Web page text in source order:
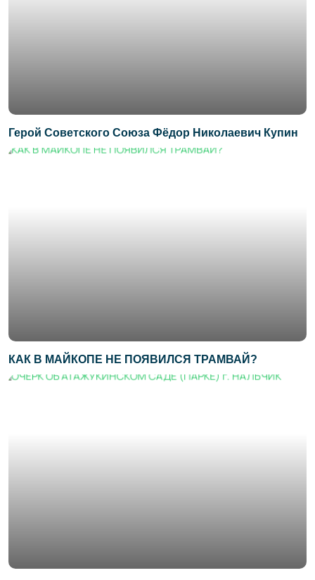
Герой Советского Союза Фёдор Николаевич Купин
КАК В МАЙКОПЕ НЕ ПОЯВИЛСЯ ТРАМВАЙ?